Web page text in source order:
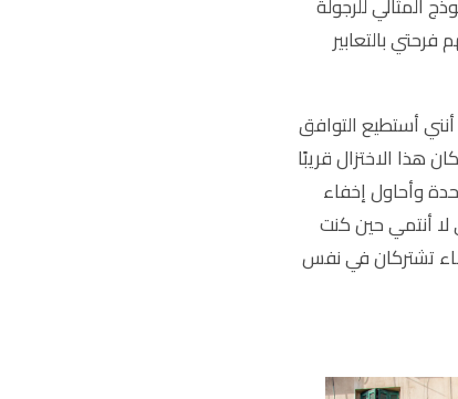
بالتعابير
أستطيع التوافق
هذا الاختزال قريبًا
وأحاول إخفاء
لا أنتمي حين كنت
تشتركان في نفس